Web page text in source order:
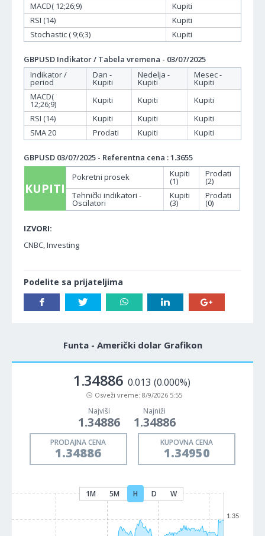
MACD( 12;26;9)
Kupiti
RSI (14)
Kupiti
Stochastic ( 9;6;3)
Kupiti
GBPUSD Indikator / Tabela vremena - 03/07/2025
Indikator /
period
Dan -
Kupiti
Nedelja -
Kupiti
Mesec -
Kupiti
MACD(
12;26;9) Kupiti Kupiti
Kupiti
RSI (14)
Kupiti Kupiti
Kupiti
SMA 20
Prodati Kupiti Kupiti
GBPUSD 03/07/2025 - Referentna cena : 1.3655
KUPITI
Pokretni prosek Kupiti
(1)
Prodati
(2)
Tehnički indikatori -
Oscilatori
Kupiti
(3)
Prodati
(0)
IZVORI:
CNBC, Investing
Podelite sa prijateljima
Funta - Američki dolar Grafikon
1.34886 0.013 (0.000%)
Osveži vreme: 8/9/2026 5:55
Najviši
1.34886
Najniži
1.34886
PRODAJNA CENA
1.34886
KUPOVNA CENA
1.34950
1M 5M H D W
1.35